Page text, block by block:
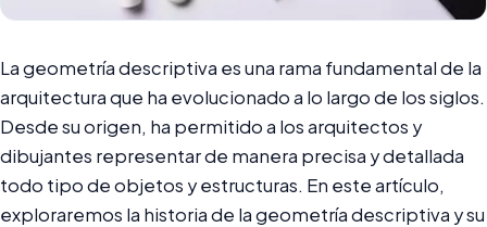
La geometría descriptiva es una rama fundamental de la
arquitectura que ha evolucionado a lo largo de los siglos.
Desde su origen, ha permitido a los arquitectos y
dibujantes representar de manera precisa y detallada
todo tipo de objetos y estructuras. En este artículo,
exploraremos la historia de la geometría descriptiva y su